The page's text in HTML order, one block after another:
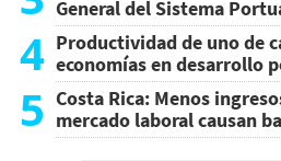
General del Sistema
4 Productividad de uno de
economías en desarrollo
5 Costa Rica: Menos
mercado laboral causan